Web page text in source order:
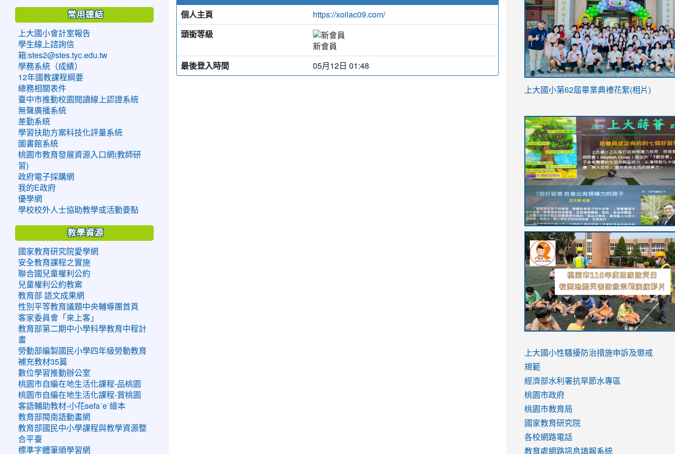
個人主頁
https://xoilac09.com/
頭銜等級
新會員
最後登入時間
05月12日 01:48
常用連結
上大國小會計室報告
學生線上諮詢信
箱:stes2@stes.tyc.edu.tw
學務系統（成績）
12年國教課程綱要
總務相關表件
臺中市推動校園閱讀線上認證系統
無聲廣播系統
差勤系統
學習扶助方案科技化評量系統
圖書館系統
桃園市教育發展資源入口網(教師研
習)
政府電子採購網
我的E政府
優學網
學校校外人士協助教學或活動要點
教學資源
國家教育研究院愛學網
安全教育課程之實施
聯合國兒童權利公約
兒童權利公約教案
教育部 語文成果網
性別平等教育議題中央輔導團首頁
客家委員會「來上客」
教育部第二期中小學科學教育中程計
畫
勞動部編製國民小學四年級勞動教育
補充教材35篇
數位學習推動辦公室
桃園市自編在地生活化課程-品桃園
桃園市自編在地生活化課程-賞桃園
客語輔助教材-小花sefaˊeˋ繪本
教育部閩南語動畫網
教育部國民中小學課程與教學資源整
合平臺
標準字體筆順學習網
link
YfDQppRvyMk686kIw6SBbssEIZ6WnT/
usp=sharing
上大國小第62屆畢業典禮花絮(相片)
to
https://drive.google.com/file/d/1I-
YfDQppRvyMk686kIw6SBbssEIZ6WnT/
usp=sharing
to
https://sites.google.com/stes.tyc.edu.tw/
link
to
https://sites.google.com/stes.tyc.edu.tw/
link
to
https://drive.google.com/file/d/
usp=sharing
link
to
https://youtu.be/jJOMVWY3-
8M
link
to
https://drive.google.com/file/d/
usp=sharing
to
https://www.youtube.com/watch?
v=hC_gdZndU9s
to
https://www.youtube.com/watch?
v=hC_gdZndU9s
link
to
https://www.youtube.com/watch?
v=mfpNykQ0g4M
上大國小性騷擾防治措施申訴及懲戒
規範
經濟部水利署抗旱節水專區
桃園市政府
桃園市教育局
國家教育研究院
各校網路電話
教育處網路訊息填報系統